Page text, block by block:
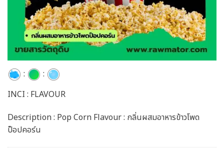
:
:
INCI : FLAVOUR
Description : Pop Corn Flavour : กลิ่นผสมอาหารข้าวโพด
ป็อปคอร์น